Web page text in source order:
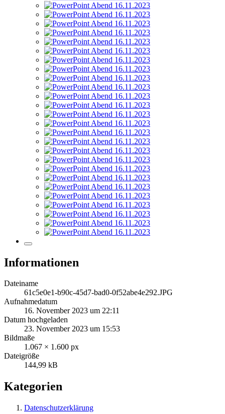
Informationen
Dateiname
61c5e0e1-b90c-45d7-bad0-0f52abe4e292.JPG
Aufnahmedatum
16. November 2023 um 22:11
Datum hochgeladen
23. November 2023 um 15:53
Bildmaße
1.067 × 1.600 px
Dateigröße
144,99 kB
Kategorien
Datenschutzerklärung